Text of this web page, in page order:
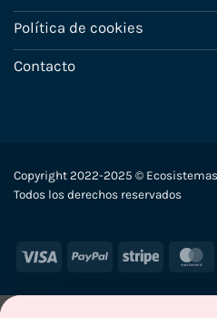
Política de cookies
Contacto
Copyright 2022-2025 ©
Todos los derechos reservados
Visa PayPal Stripe